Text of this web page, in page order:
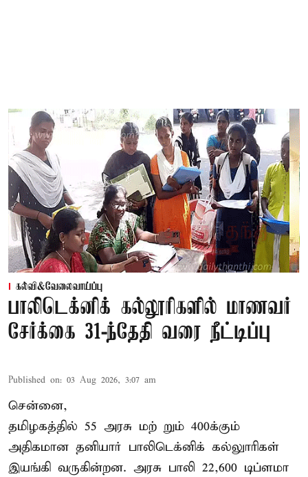
கல்வி&வேலைவாய்ப்பு
பாலிடெக்னிக் கல்லூரிகளில் மாணவர்
சேர்க்கை 31-ந்தேதி வரை நீட்டிப்பு
Published on: 03 Aug 2026, 3:07 am
சென்னை,
தமிழகத்தில் 55 அரசு மற் றும் 400க்கும்
அதிகமான தனியார் பாலிடெக்னிக் கல்லுாரிகள்
இயங்கி வருகின்றன. அரசு பாலி 22,600 டிப்ளமா